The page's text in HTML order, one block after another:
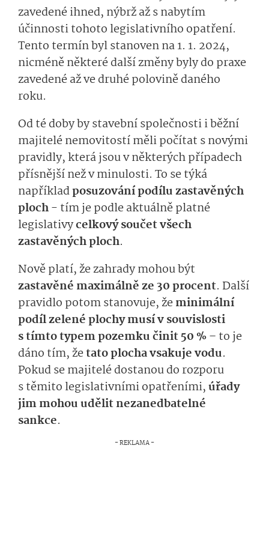
zavedené ihned, nýbrž až s nabytím
účinnosti tohoto legislativního opatření.
Tento termín byl stanoven na 1. 1. 2024,
nicméně některé další změny byly do praxe
zavedené až ve druhé polovině daného
roku.
Od té doby by stavební společnosti i běžní
majitelé nemovitostí měli počítat s novými
pravidly, která jsou v některých případech
přísnější než v minulosti. To se týká
napříkladposuzování podílu zastavěných
ploch- tím je podle aktuálně platné
legislativycelkový součet všech
zastavěných ploch.
Nově platí, že zahrady mohou být
zastavěné maximálně ze 30 procent. Další
pravidlo potom stanovuje, žeminimální
podíl zelené plochy musí v souvislosti
s tímto typem pozemku činit 50 %– to je
dáno tím, žetato plocha vsakuje vodu.
Pokud se majitelé dostanou do rozporu
s těmito legislativními opatřeními,úřady
jim mohou udělit nezanedbatelné
sankce.